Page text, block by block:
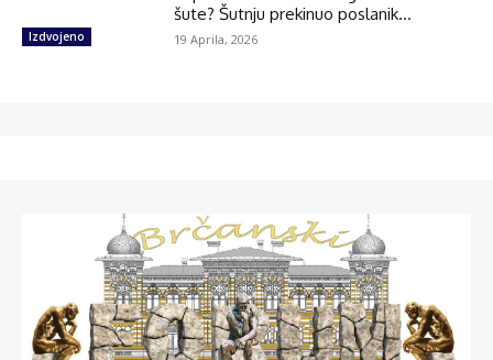
Izdvojeno
šute? Šutnju prekinuo poslanik...
19 Aprila, 2026